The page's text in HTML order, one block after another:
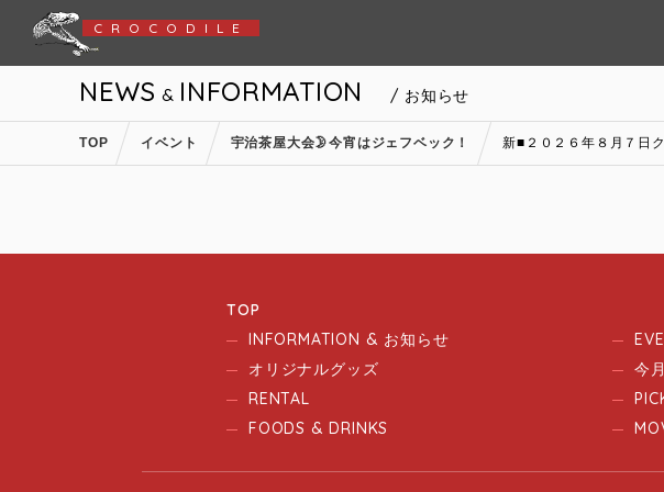
CROCODILE
NEWS & INFORMATION / お知らせ
TOP イベント 宇治茶屋大会🌛今宵はジェフベック！ 新■２０２６年８月７日
TOP
INFORMATION & お知らせ
オリジナルグッズ
RENTAL
FOODS & DRINKS
今